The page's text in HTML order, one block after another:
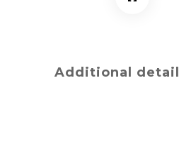
Additional